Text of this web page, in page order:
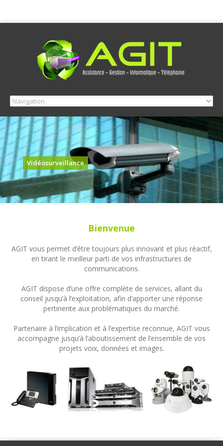
Vidéosurveillance
Bienvenue
AGIT vous permet d’être toujours plus innovant et plus réactif,
en tirant le meilleur parti de vos infrastructures de
communications.
AGIT dispose d’une offre complète de services, allant du
conseil jusqu’à l’exploitation, afin d’apporter une réponse
pertinente aux problématiques du marché.
Partenaire à l’implication et à l’expertise reconnue, AGIT vous
accompagne jusqu’à l’aboutissement de l’ensemble de vos
projets voix, données et images.